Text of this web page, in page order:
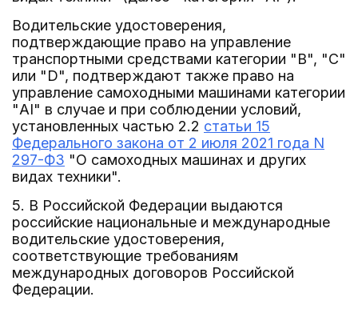
Водительские удостоверения,
подтверждающие право на управление
транспортными средствами категории "B", "C"
или "D", подтверждают также право на
управление самоходными машинами категории
"AI" в случае и при соблюдении условий,
установленных частью 2.2 статьи 15
Федерального закона от 2 июля 2021 года N
297-ФЗ "О самоходных машинах и других
видах техники".
5. В Российской Федерации выдаются
российские национальные и международные
водительские удостоверения,
соответствующие требованиям
международных договоров Российской
Федерации.